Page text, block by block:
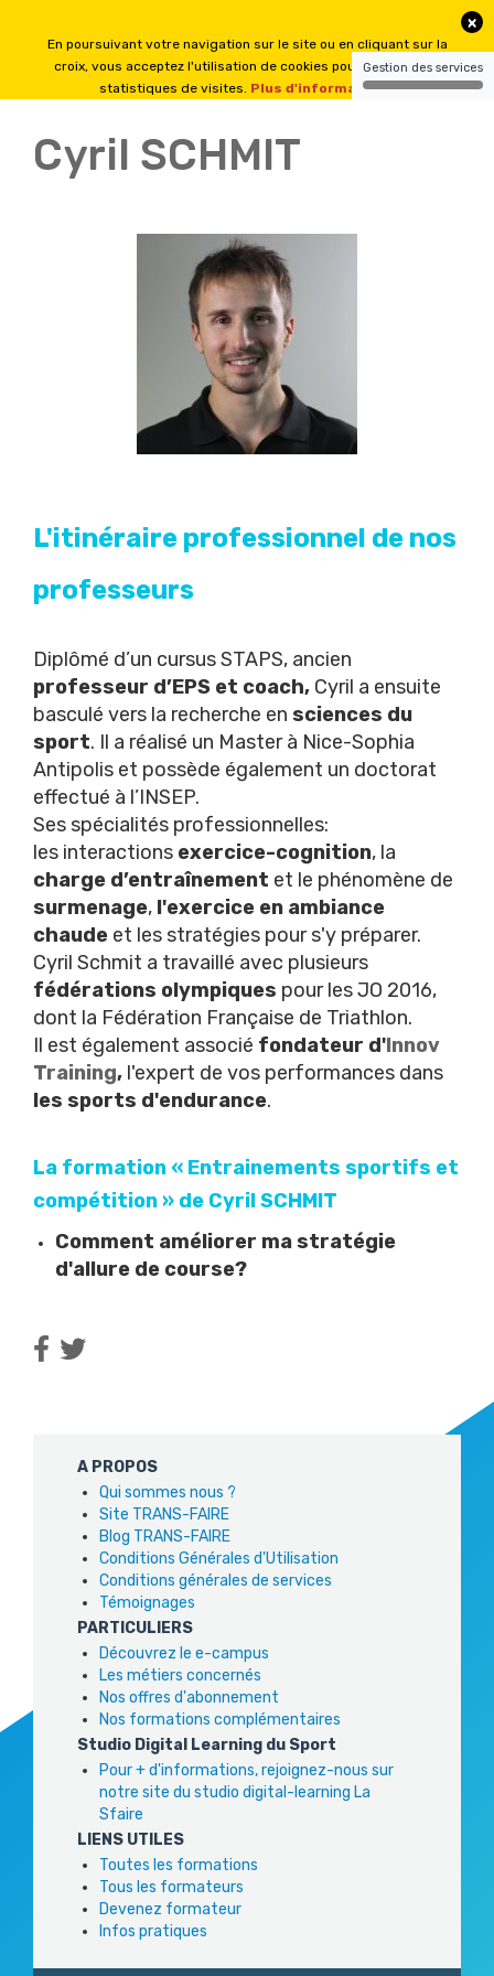
Cyril SCHMIT
L'itinéraire professionnel de nos
professeurs
Diplômé d’un cursus STAPS, ancien
professeur d’EPS et coach, Cyril a ensuite
basculé vers la recherche en sciences du
sport. Il a réalisé un Master à Nice-Sophia
Antipolis et possède également un doctorat
effectué à l’INSEP.
Ses spécialités professionnelles:
les interactions exercice-cognition, la
charge d’entraînement et le phénomène de
surmenage, l'exercice en ambiance
chaude et les stratégies pour s'y préparer.
Cyril Schmit a travaillé avec plusieurs
fédérations olympiques pour les JO 2016,
dont la Fédération Française de Triathlon.
Il est également associé fondateur d'Innov
Training, l'expert de vos performances dans
les sports d'endurance.
La formation « Entrainements sportifs et
compétition » de Cyril SCHMIT
Comment améliorer ma stratégie
d'allure de course?
A PROPOS
Qui sommes nous ?
Site TRANS-FAIRE
Blog TRANS-FAIRE
Conditions Générales d'Utilisation
Conditions générales de services
Témoignages
PARTICULIERS
Découvrez le e-campus
Les métiers concernés
Nos offres d'abonnement
Nos formations complémentaires
Studio Digital Learning du Sport
Pour + d'informations, rejoignez-nous sur
notre site du studio digital-learning La
Sfaire
LIENS UTILES
Toutes les formations
Tous les formateurs
Devenez formateur
Infos pratiques